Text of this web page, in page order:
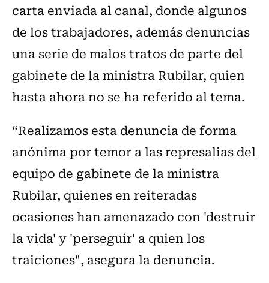
carta enviada al canal, donde algunos
de los trabajadores, además denuncias
una serie de malos tratos de parte del
gabinete de la ministra Rubilar, quien
hasta ahora no se ha referido al tema.
“Realizamos esta denuncia de forma
anónima por temor a las represalias del
equipo de gabinete de la ministra
Rubilar, quienes en reiteradas
ocasiones han amenazado con 'destruir
la vida' y 'perseguir' a quien los
traiciones", asegura la denuncia.